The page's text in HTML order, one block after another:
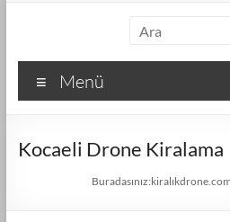
Kolay
Kiralama
Menü
Kocaeli Drone Kiralama
Buradasınız:kiralıkdrone.com